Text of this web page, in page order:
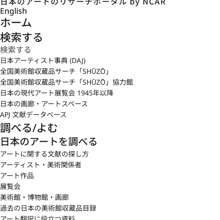
English
ホーム
検索する
日本アーティスト事典 (DAJ)
全国美術館収蔵品サーチ「SHŪZŌ」
全国美術館収蔵品サーチ「SHŪZŌ」協力館
日本の現代アート展覧会 1945年以降
日本の画廊・アートスペース
APJ 文献データベース
調べる/よむ
日本のアートを調べる
アートに関する文献の探し方
アーティスト・美術関係者
アート作品
展覧会
美術館・博物館・画廊
過去の日本の美術館収蔵品目録